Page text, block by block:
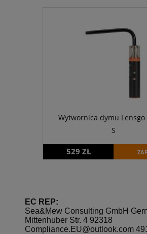
Wytwornica dymu Lensgo
S
529 ZŁ
EC REP:
Sea&Mew Consulting GmbH
Mittenhuber Str. 4 92318
Compliance.EU@outlook.com